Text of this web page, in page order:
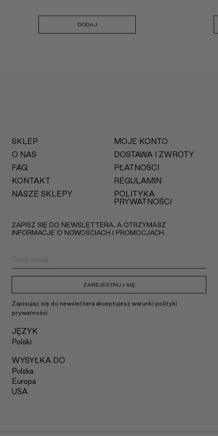
DODAJ
SKLEP
O NAS
FAQ
KONTAKT
NASZE SKLEPY
MOJE KONTO
DOSTAWA I ZWROTY
PŁATNOŚCI
REGULAMIN
POLITYKA
PRYWATNOŚCI
ZAPISZ SIĘ DO NEWSLETTERA, A OTRZYMASZ
INFORMACJE O NOWOŚCIACH I PROMOCJACH.
ZAREJESTRUJ SIĘ
Zapisując się do newslettera akceptujesz warunki polityki
prywatności
JĘZYK
Polski
WYSYŁKA DO
Polska
Europa
USA